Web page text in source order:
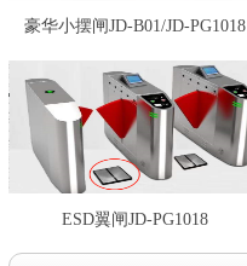
豪华小摆闸JD-B01/JD-PG1018
ESD翼闸JD-PG1018